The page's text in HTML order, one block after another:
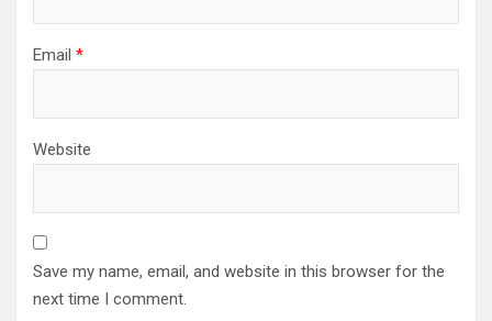
Email *
Website
Save my name, email, and website in this browser for the
next time I comment.